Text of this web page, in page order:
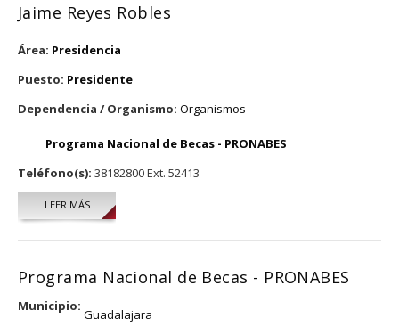
Jaime Reyes Robles
Área: Presidencia
Puesto: Presidente
Dependencia / Organismo: Organismos
Programa Nacional de Becas - PRONABES
Teléfono(s): 38182800 Ext. 52413
LEER MÁSSOBRE JAIME REYES ROBLES
Programa Nacional de Becas - PRONABES
Municipio:
Guadalajara